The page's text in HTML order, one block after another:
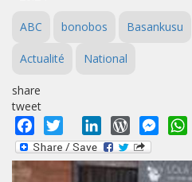
ABC bonobos Basankusu
Actualité National
share
tweet
Facebook
Twitter LinkedInWordPress